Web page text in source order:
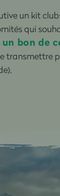
un kit
qui
un bon de
transmettre